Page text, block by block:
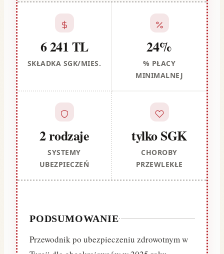
6 241 TL
SKŁADKA SGK/MIES.
24%
% PŁACY
MINIMALNEJ
2 rodzaje
SYSTEMY
UBEZPIECZEŃ
tylko SGK
CHOROBY
PRZEWLEKŁE
PODSUMOWANIE
Przewodnik po ubezpieczeniu zdrowotnym w